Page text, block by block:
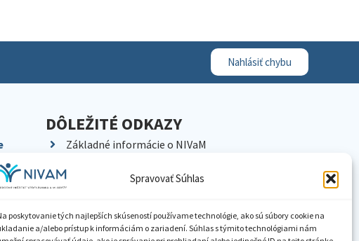
Spravovať Súhlas
poskytovanie tých najlepších skúseností používame technológie, ako sú súbory cookie na
a/alebo prístup k informáciám o zariadení. Súhlas s týmito technológiami nám
Nahlásiť chybu
DÔLEŽITÉ ODKAZY
Základné informácie o NIVaM
Kariéra
Pracoviská NIVaM